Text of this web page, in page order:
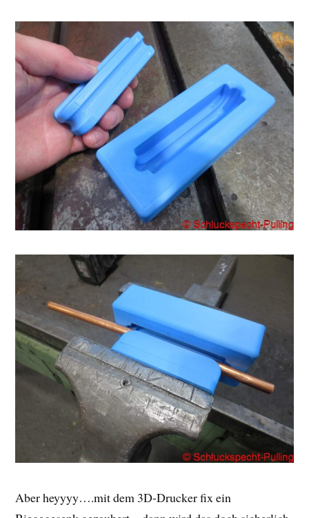
Aber heyyyy….mit dem 3D-Drucker fix ein